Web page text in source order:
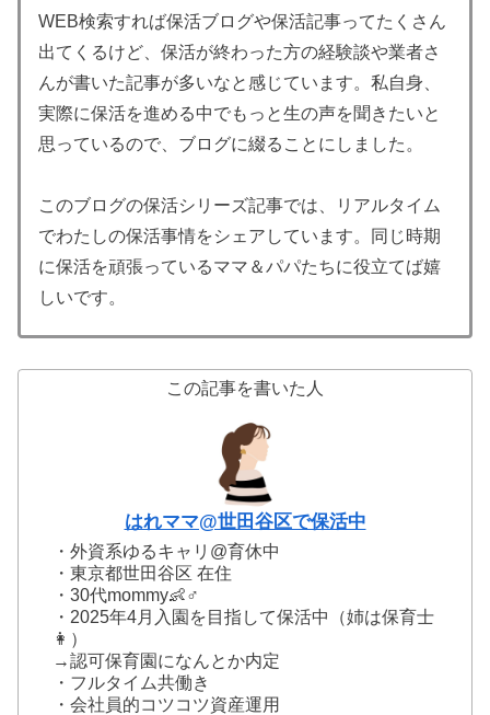
WEB検索すれば保活ブログや保活記事ってたくさん
出てくるけど、保活が終わった方の経験談や業者さ
んが書いた記事が多いなと感じています。私自身、
実際に保活を進める中でもっと生の声を聞きたいと
思っているので、ブログに綴ることにしました。
このブログの保活シリーズ記事では、リアルタイム
でわたしの保活事情をシェアしています。同じ時期
に保活を頑張っているママ＆パパたちに役立てば嬉
しいです。
この記事を書いた人
はれママ@世田谷区で保活中
・外資系ゆるキャリ@育休中
・東京都世田谷区 在住
・30代mommy👶♂
・2025年4月入園を目指して保活中（姉は保育士
👩）
→認可保育園になんとか内定
・フルタイム共働き
・会社員的コツコツ資産運用